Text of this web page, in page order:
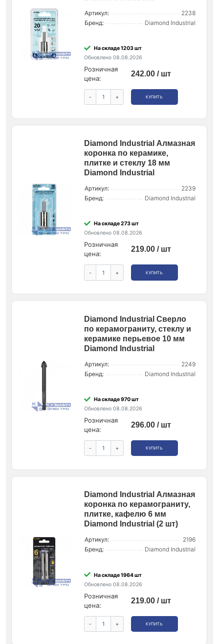
Артикул:
2238
Бренд:
Diamond Industrial
На складе 1203 шт
Обновлено 08.08.2026
Розничная
цена:
242.00 / шт
- + КУПИТЬ
Diamond Industrial Алмазная
коронка по керамике,
плитке и стеклу 18 мм
Diamond Industrial
Артикул:
2239
Бренд:
Diamond Industrial
На складе 273 шт
Обновлено 08.08.2026
Розничная
цена:
219.00 / шт
- + КУПИТЬ
Diamond Industrial Сверло
по керамограниту, стеклу и
керамике перьевое 10 мм
Diamond Industrial
Артикул:
2249
Бренд:
Diamond Industrial
На складе 970 шт
Обновлено 08.08.2026
Розничная
цена:
296.00 / шт
- + КУПИТЬ
Diamond Industrial Алмазная
коронка по керамограниту,
плитке, кафелю 6 мм
Diamond Industrial (2 шт)
Артикул:
2196
Бренд:
Diamond Industrial
На складе 1964 шт
Обновлено 08.08.2026
Розничная
цена:
219.00 / шт
- + КУПИТЬ